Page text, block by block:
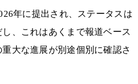
年に提出され、ステータスは
、これはあくまで報道ベース
大な進展が別途個別に確認さ